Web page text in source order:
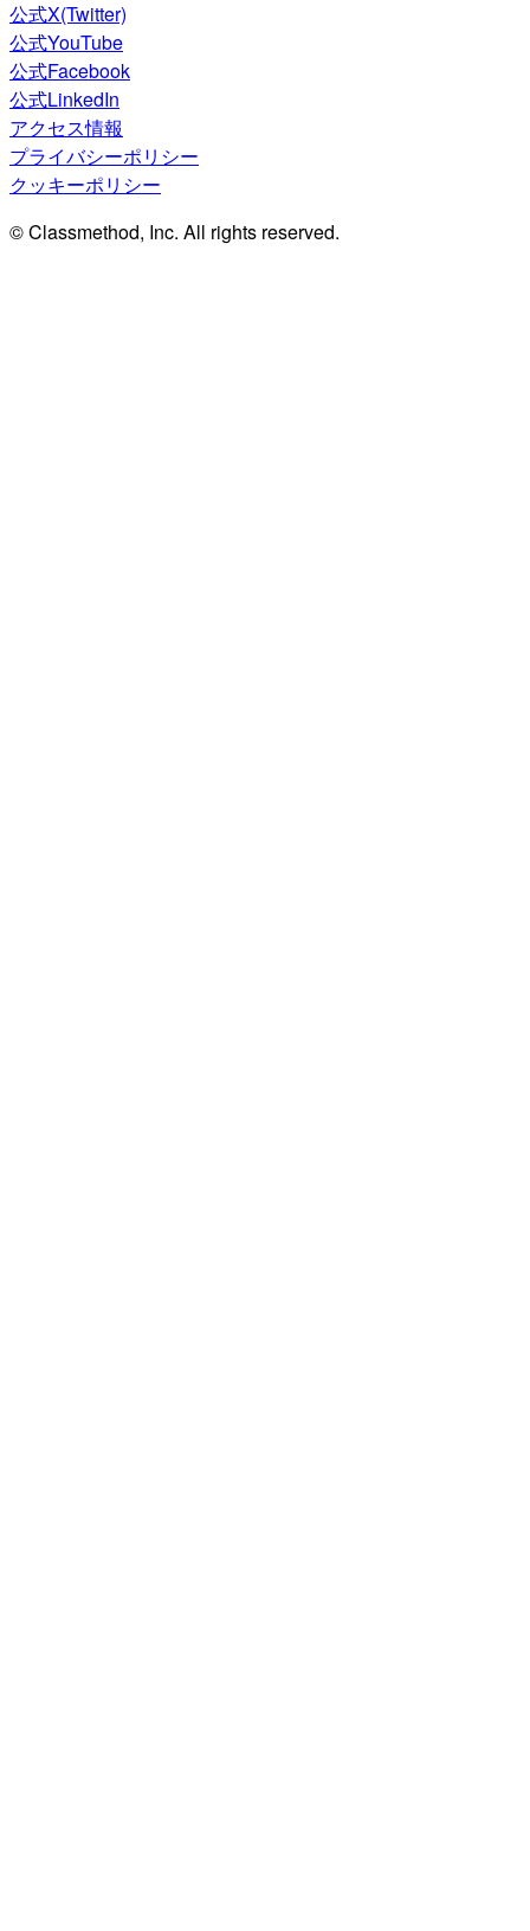
公式X(Twitter)
公式YouTube
公式Facebook
公式LinkedIn
アクセス情報
プライバシーポリシー
クッキーポリシー
© Classmethod, Inc. All rights reserved.